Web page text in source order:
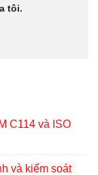
tôi.
C114 và ISO
và kiểm soát